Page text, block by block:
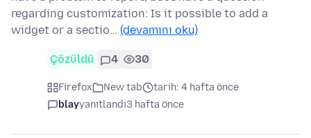
regarding customization: Is it possible to add a
widget or a sectio… (devamını oku)
Çözüldü 4 30
Firefox New tab
tarih: 4 hafta önce
blayyanıtlandı3 hafta önce